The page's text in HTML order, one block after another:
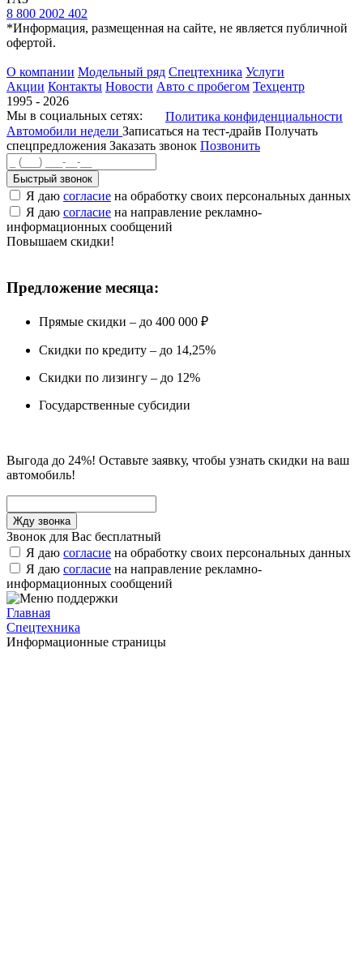
8 800 2002 402
*Информация, размещенная на сайте, не является публичной
офертой.
О компании Модельный ряд Спецтехника Услуги
Акции Контакты Новости Авто с пробегом Техцентр
1995 - 2026
Мы в социальных сетях:
Политика конфиденциальности
Автомобили недели Записаться на тест-драйв Получать
спецпредложения Заказать звонок Позвонить
Быстрый звонок
Я даю согласие на обработку своих персональных данных
Я даю согласие на направление рекламно-
информационных сообщений
Повышаем скидки!
Предложение месяца:
Прямые скидки – до 400 000 ₽
Скидки по кредиту – до 14,25%
Скидки по лизингу – до 12%
Государственные субсидии
Выгода до 24%! Оставьте заявку, чтобы узнать скидки на ваш
автомобиль!
Звонок для Вас бесплатный
Я даю согласие на обработку своих персональных данных
Я даю согласие на направление рекламно-
информационных сообщений
Главная
Спецтехника
Информационные страницы